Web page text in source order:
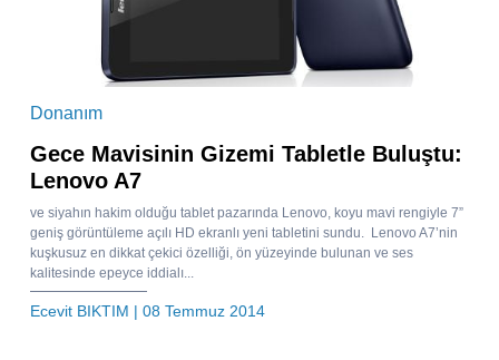
Donanım
Gece Mavisinin Gizemi Tabletle Buluştu:
Lenovo A7
ve siyahın hakim olduğu tablet pazarında Lenovo, koyu mavi rengiyle 7”
geniş görüntüleme açılı HD ekranlı yeni tabletini sundu. Lenovo A7’nin
kuşkusuz en dikkat çekici özelliği, ön yüzeyinde bulunan ve ses
kalitesinde epeyce iddialı...
Ecevit BIKTIM | 08 Temmuz 2014